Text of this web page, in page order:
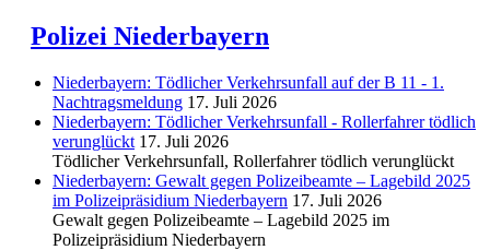
Polizei Niederbayern
Niederbayern: Tödlicher Verkehrsunfall auf der B 11 - 1.
Nachtragsmeldung 17. Juli 2026
Niederbayern: Tödlicher Verkehrsunfall - Rollerfahrer tödlich
verunglückt 17. Juli 2026
Tödlicher Verkehrsunfall, Rollerfahrer tödlich verunglückt
Niederbayern: Gewalt gegen Polizeibeamte – Lagebild 2025
im Polizeipräsidium Niederbayern 17. Juli 2026
Gewalt gegen Polizeibeamte – Lagebild 2025 im
Polizeipräsidium Niederbayern